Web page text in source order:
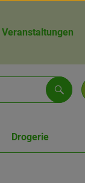
Veranstaltungen
Suchen
Drogerie